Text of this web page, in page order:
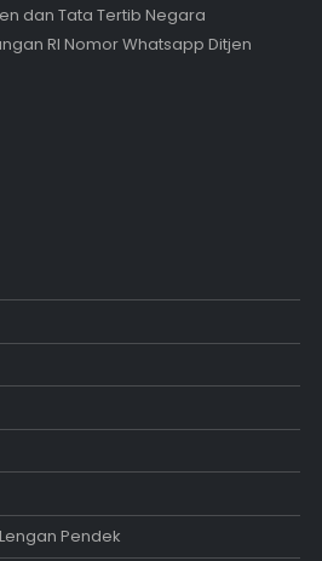
dan Tata Tertib Negara
RI Nomor Whatsapp Ditjen
Pendek